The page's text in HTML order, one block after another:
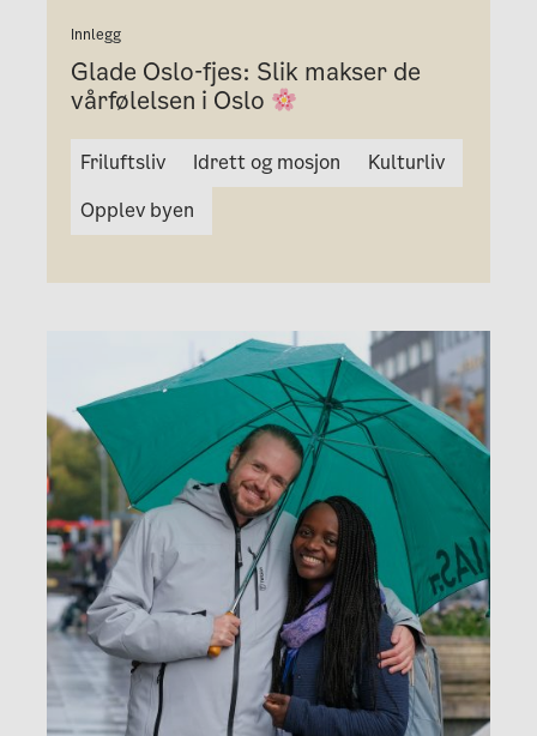
Innlegg
Glade Oslo-fjes: Slik makser de
vårfølelsen i Oslo
Friluftsliv Idrett og mosjon
Kulturliv
Opplev byen